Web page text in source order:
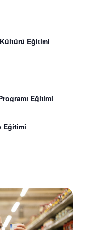
Eğitimi
Eğitimi
Eğitimi